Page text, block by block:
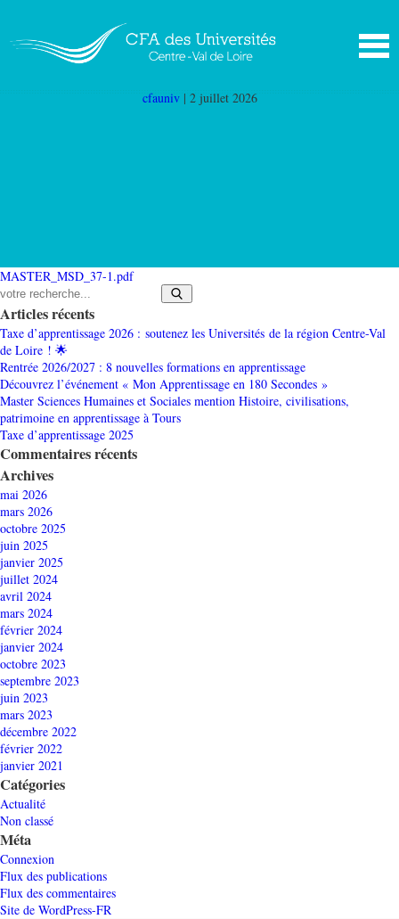
stratégique et digital (Master MSD 37)
cfauniv | 2 juillet 2026
MASTER_MSD_37-1.pdf
Articles récents
Taxe d’apprentissage 2026 : soutenez les Universités de la région Centre-Val
de Loire ! 🌟
Rentrée 2026/2027 : 8 nouvelles formations en apprentissage
Découvrez l’événement « Mon Apprentissage en 180 Secondes »
Master Sciences Humaines et Sociales mention Histoire, civilisations,
patrimoine en apprentissage à Tours
Taxe d’apprentissage 2025
Commentaires récents
Archives
mai 2026
mars 2026
octobre 2025
juin 2025
janvier 2025
juillet 2024
avril 2024
mars 2024
février 2024
janvier 2024
octobre 2023
septembre 2023
juin 2023
mars 2023
décembre 2022
février 2022
janvier 2021
Catégories
Actualité
Non classé
Méta
Connexion
Flux des publications
Flux des commentaires
Site de WordPress-FR